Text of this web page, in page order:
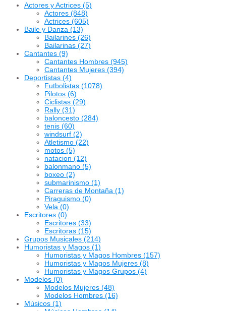
Actores y Actrices (5)
Actores (848)
Actrices (605)
Baile y Danza (13)
Bailarines (26)
Bailarinas (27)
Cantantes (9)
Cantantes Hombres (945)
Cantantes Mujeres (394)
Deportistas (4)
Futbolistas (1078)
Pilotos (6)
Ciclistas (29)
Rally (31)
baloncesto (284)
tenis (60)
windsurf (2)
Atletismo (22)
motos (5)
natacion (12)
balonmano (5)
boxeo (2)
submarinismo (1)
Carreras de Montaña (1)
Piraguismo (0)
Vela (0)
Escritores (0)
Escritores (33)
Escritoras (15)
Grupos Musicales (214)
Humoristas y Magos (1)
Humoristas y Magos Hombres (157)
Humoristas y Magos Mujeres (8)
Humoristas y Magos Grupos (4)
Modelos (0)
Modelos Mujeres (48)
Modelos Hombres (16)
Músicos (1)